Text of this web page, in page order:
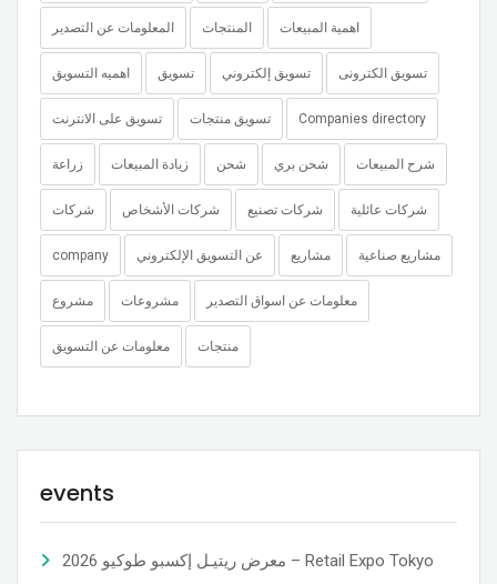
المعلومات عن التصدير المنتجات اهمية المبيعات
اهميه التسويق تسويق تسويق إلكتروني تسويق الكترونى
تسويق على الانترنت تسويق منتجات Companies directory
زراعة زيادة المبيعات شحن شحن بري شرح المبيعات
شركات شركات الأشخاص شركات تصنيع شركات عائلية
company عن التسويق الإلكتروني مشاريع مشاريع صناعية
مشروع مشروعات معلومات عن اسواق التصدير
معلومات عن التسويق منتجات
events
معرض ريتيـل إكسبو طوكيو 2026 – Retail Expo Tokyo